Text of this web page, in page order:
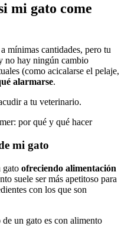
mi gato come
mínimas cantidades, pero tu
no hay ningún cambio
(como acicalarse el pelaje,
alarmarse.
a tu veterinario.
por qué y qué hacer
mi gato
gato ofreciendo alimentación
suele ser más apetitoso para
con los que son
un gato es con alimento